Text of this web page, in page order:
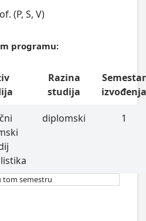
(P, S, V)
programu:
Razina
studija
Semestar
diplomski 1
tom semestru